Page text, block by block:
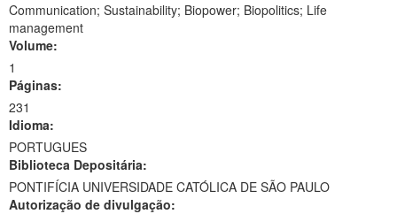
Communication; Sustainability; Biopower; Biopolitics; Life
management
Volume:
1
Páginas:
231
Idioma:
PORTUGUES
Biblioteca Depositária:
PONTIFÍCIA UNIVERSIDADE CATÓLICA DE SÃO PAULO
Autorização de divulgação: